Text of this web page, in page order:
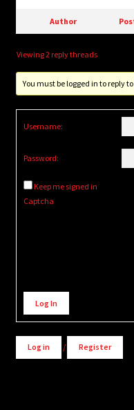
Author
Viewing 2 reply threads
You must be logged in to reply
Username:
Password:
Keep me signed in
Captcha
Alternative:
Log In
Log in / Register